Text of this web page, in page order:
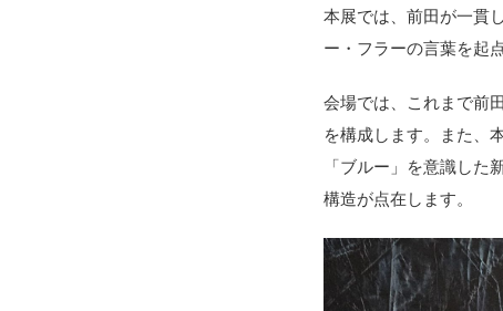
本展では、前田が一貫
ー・フラーの言葉を起
会場では、これまで前
を構成します。また、
「ブルー」を意識し
構造が点在します。